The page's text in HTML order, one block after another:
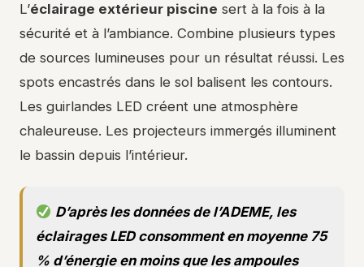
L’éclairage extérieur piscine sert à la fois à la
sécurité et à l’ambiance. Combine plusieurs types
de sources lumineuses pour un résultat réussi. Les
spots encastrés dans le sol balisent les contours.
Les guirlandes LED créent une atmosphère
chaleureuse. Les projecteurs immergés illuminent
le bassin depuis l’intérieur.
D’après les données de l’ADEME, les
éclairages LED consomment en moyenne 75
% d’énergie en moins que les ampoules